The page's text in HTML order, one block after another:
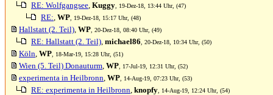
RE: Wolfgangsee, Kuggy , 19-Dez-18, 13:44 Uhr, (47)
RE:, WP , 19-Dez-18, 15:17 Uhr, (48)
Hallstatt (2. Teil), WP , 20-Dez-18, 08:40 Uhr, (49)
RE: Hallstatt (2. Teil), michael86 , 20-Dez-18, 10:34 Uhr, (50)
Köln, WP , 18-Mar-19, 15:28 Uhr, (51)
Wien (5. Teil) Donauturm, WP , 17-Jul-19, 12:31 Uhr, (52)
experimenta in Heilbronn, WP , 14-Aug-19, 07:23 Uhr, (53)
RE: experimenta in Heilbronn, knopfy , 14-Aug-19, 12:24 Uhr, (54)